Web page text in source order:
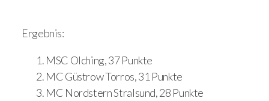
Ergebnis:
MSC Olching, 37 Punkte
MC Güstrow Torros, 31 Punkte
MC Nordstern Stralsund, 28 Punkte